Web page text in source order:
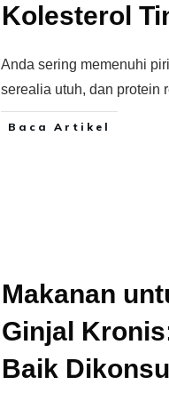
Kolesterol
Anda sering memenuhi
serealia utuh, dan protein
Baca Artikel
Makanan
Ginjal
Baik